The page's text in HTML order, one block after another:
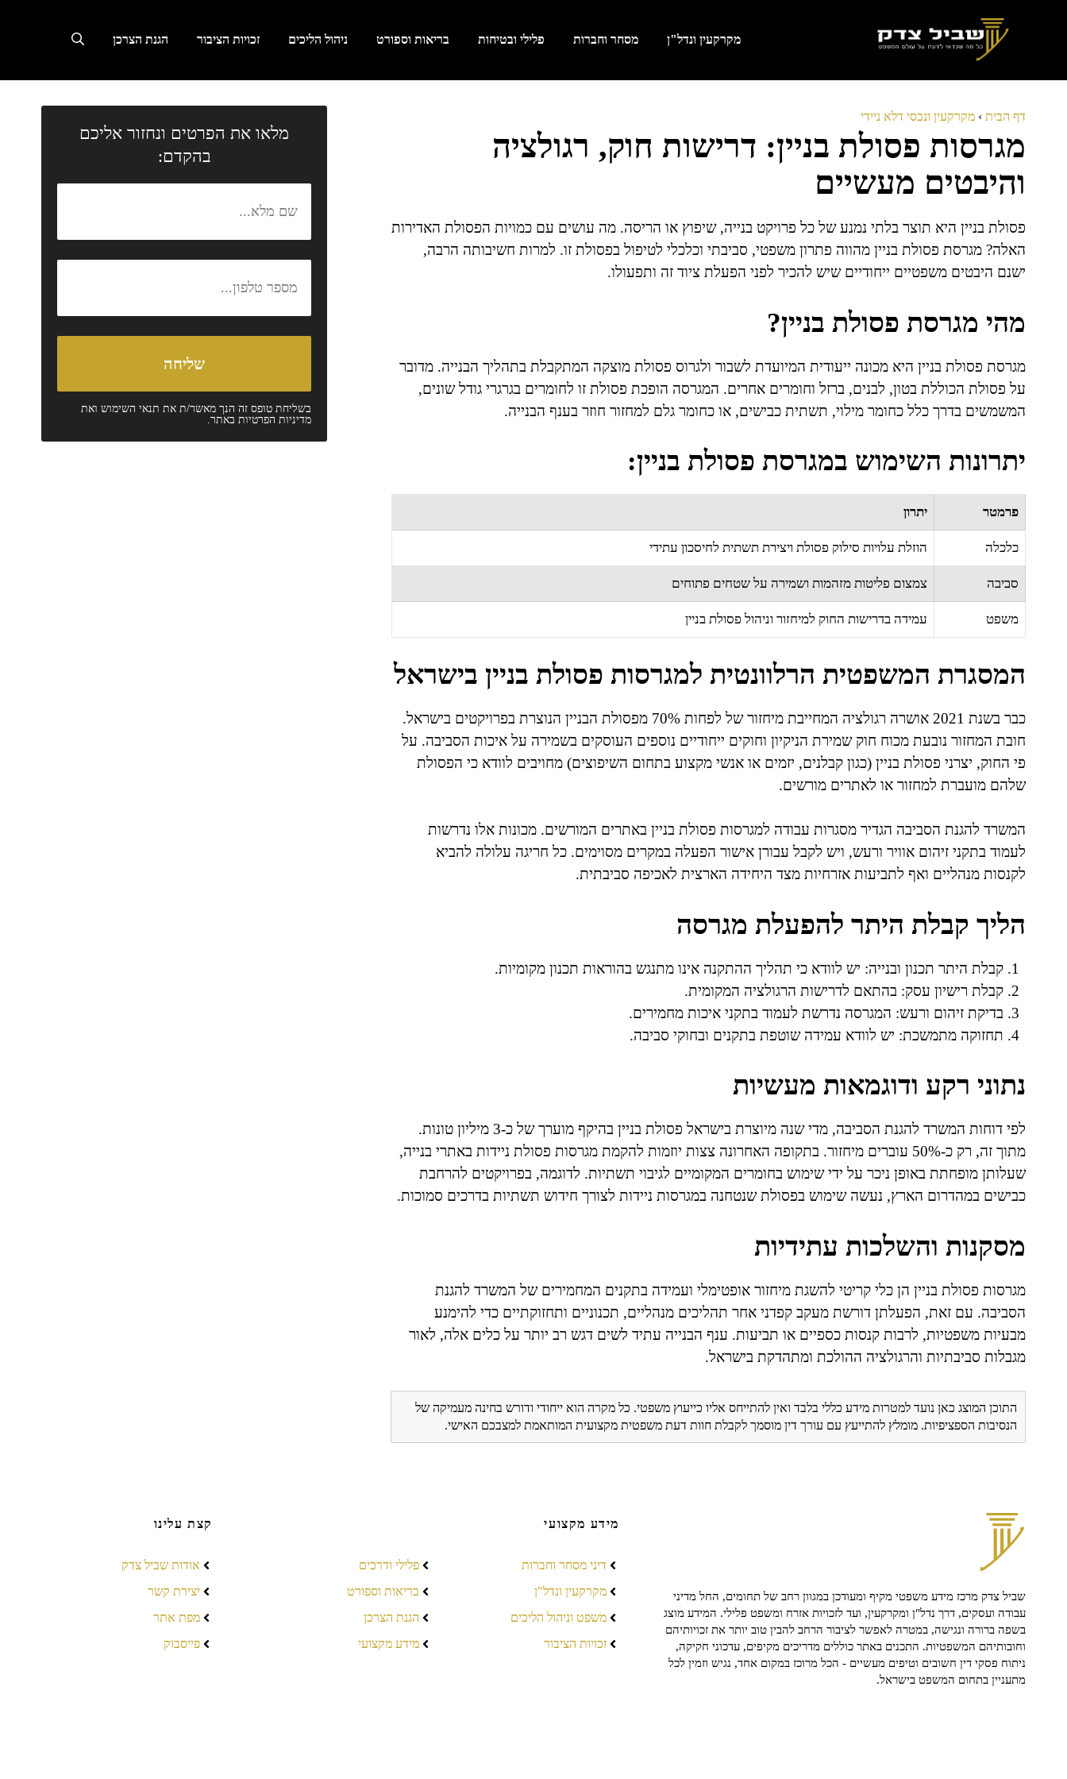
מקרקעין ונדל"ן מסחר וחברות פלילי ובטיחות בריאות וספורט ניהול הליכים זכויות הציבור הגנת הצרכן
דף הבית › מקרקעין ונכסי דלא ניידי
מגרסות פסולת בניין: דרישות חוק, רגולציה
והיבטים מעשיים
פסולת בניין היא תוצר בלתי נמנע של כל פרויקט בנייה, שיפוץ או הריסה. מה עושים עם כמויות הפסולת האדירות
האלה? מגרסת פסולת בניין מהווה פתרון משפטי, סביבתי וכלכלי לטיפול בפסולת זו. למרות חשיבותה הרבה,
ישנם היבטים משפטיים ייחודיים שיש להכיר לפני הפעלת ציוד זה ותפעולו.
מהי מגרסת פסולת בניין?
מגרסת פסולת בניין היא מכונה ייעודית המיועדת לשבור ולגרוס פסולת מוצקה המתקבלת בתהליך הבנייה. מדובר
על פסולת הכוללת בטון, לבנים, ברזל וחומרים אחרים. המגרסה הופכת פסולת זו לחומרים בגרגרי גודל שונים,
המשמשים בדרך כלל כחומר מילוי, תשתית כבישים, או כחומר גלם למחזור חוזר בענף הבנייה.
יתרונות השימוש במגרסת פסולת בניין:
פרמטר יתרון
כלכלה הוזלת עלויות סילוק פסולת ויצירת תשתית לחיסכון עתידי
סביבה צמצום פליטות מזהמות ושמירה על שטחים פתוחים
משפט עמידה בדרישות החוק למיחזור וניהול פסולת בניין
המסגרת המשפטית הרלוונטית למגרסות פסולת בניין בישראל
כבר בשנת 2021 אושרה רגולציה המחייבת מיחזור של לפחות 70% מפסולת הבניין הנוצרת בפרויקטים בישראל.
חובת המחזור נובעת מכוח חוק שמירת הניקיון וחוקים ייחודיים נוספים העוסקים בשמירה על איכות הסביבה. על
פי החוק, יצרני פסולת בניין (כגון קבלנים, יזמים או אנשי מקצוע בתחום השיפוצים) מחויבים לוודא כי הפסולת
שלהם מועברת למחזור או לאתרים מורשים.
המשרד להגנת הסביבה הגדיר מסגרות עבודה למגרסות פסולת בניין באתרים המורשים. מכונות אלו נדרשות
לעמוד בתקני זיהום אוויר ורעש, ויש לקבל עבורן אישור הפעלה במקרים מסוימים. כל חריגה עלולה להביא
לקנסות מנהליים ואף לתביעות אזרחיות מצד היחידה הארצית לאכיפה סביבתית.
הליך קבלת היתר להפעלת מגרסה
קבלת היתר תכנון ובנייה: יש לוודא כי תהליך ההתקנה אינו מתנגש בהוראות תכנון מקומיות.
קבלת רישיון עסק: בהתאם לדרישות הרגולציה המקומית.
בדיקת זיהום ורעש: המגרסה נדרשת לעמוד בתקני איכות מחמירים.
תחזוקה מתמשכת: יש לוודא עמידה שוטפת בתקנים ובחוקי סביבה.
נתוני רקע ודוגמאות מעשיות
לפי דוחות המשרד להגנת הסביבה, מדי שנה מיוצרת בישראל פסולת בניין בהיקף מוערך של כ-3 מיליון טונות.
מתוך זה, רק כ-50% עוברים מיחזור. בתקופה האחרונה צצות יוזמות להקמת מגרסות פסולת ניידות באתרי בנייה,
שעלותן מופחתת באופן ניכר על ידי שימוש בחומרים המקומיים לגיבוי תשתיות. לדוגמה, בפרויקטים להרחבת
כבישים במהדרום הארץ, נעשה שימוש בפסולת שנטחנה במגרסות ניידות לצורך חידוש תשתיות בדרכים סמוכות.
מסקנות והשלכות עתידיות
מגרסות פסולת בניין הן כלי קריטי להשגת מיחזור אופטימלי ועמידה בתקנים המחמירים של המשרד להגנת
הסביבה. עם זאת, הפעלתן דורשת מעקב קפדני אחר תהליכים מנהליים, תכנוניים ותחזוקתיים כדי להימנע
מבעיות משפטיות, לרבות קנסות כספיים או תביעות. ענף הבנייה עתיד לשים דגש רב יותר על כלים אלה, לאור
מגבלות סביבתיות והרגולציה ההולכת ומתהדקת בישראל.
התוכן המוצג כאן נועד למטרות מידע כללי בלבד ואין להתייחס אליו כייעוץ משפטי. כל מקרה הוא ייחודי ודורש בחינה מעמיקה של
הנסיבות הספציפיות. מומלץ להתייעץ עם עורך דין מוסמך לקבלת חוות דעת משפטית מקצועית המותאמת למצבכם האישי.
מלאו את הפרטים ונחזור אליכם
בהקדם:
בשליחת טופס זה הנך מאשר/ת את תנאי השימושואת
מדיניות הפרטיותבאתר.
שביל צדק מרכז מידע משפטי מקיף ומעודכן במגוון רחב של תחומים, החל מדיני
עבודה ועסקים, דרך נדל"ן ומקרקעין, ועד לזכויות אזרח ומשפט פלילי. המידע מוצג
בשפה ברורה ונגישה, במטרה לאפשר לציבור הרחב להבין טוב יותר את זכויותיהם
וחובותיהם המשפטיות. התכנים באתר כוללים מדריכים מקיפים, עדכוני חקיקה,
ניתוח פסקי דין חשובים וטיפים מעשיים - הכל מרוכז במקום אחד, נגיש וזמין לכל
מתעניין בתחום המשפט בישראל.
מידע מקצועי
דיני מסחר וחברות
מקרקעין ונדל"ן
משפט וניהול הליכים
זכויות הציבור
פלילי ודרכים
בריאות וספורט
הגנת הצרכן
מידע מקצועי
קצת עלינו
אודות שביל צדק
יצירת קשר
מפת אתר
פייסבוק